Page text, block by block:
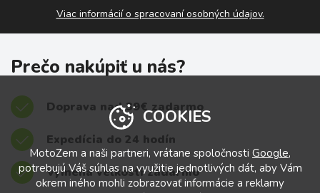
Viac informácií o spracovaní osobných údajov.
Prečo nakúpiť u nás?
Doprava nad 39€ zadarmo
Expedícia do 24 hodín
Výmena veľkostí zadarmo
COOKIES
MotoZem a naši partneri, vrátane spoločnosti Google,
potrebujú Váš súhlas na využitie jednotlivých dát, aby Vám
okrem iného mohli zobrazovať informácie a reklamy